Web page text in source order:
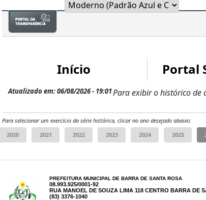
Início Portal
Para exibir o histórico de
Atualizado em: 06/08/2026 - 19:01
Para selecionar um exercício da série histórica, clicar no ano desejado abaixo:
PREFEITURA MUNICIPAL DE BARRA DE SANTA ROSA
08.993.925/0001-92
RUA MANOEL DE SOUZA LIMA 118 CENTRO BARRA DE
(83) 3376-1040